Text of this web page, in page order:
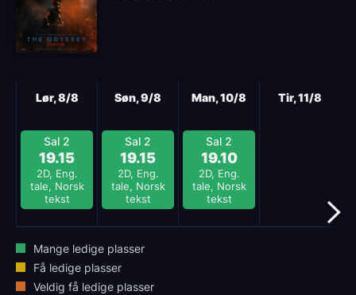
Lør, 8/8
Sal 2
19.15
2D, Eng.
tale, Norsk
tekst
Søn, 9/8
Sal 2
19.15
2D, Eng.
tale, Norsk
tekst
Man, 10/8
Sal 2
19.10
2D, Eng.
tale, Norsk
tekst
Tir, 11/8
Mange ledige plasser
Få ledige plasser
Veldig få ledige plasser